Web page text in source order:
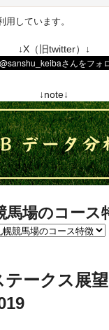
しています。
↓X（旧twitter）↓
↓note↓
馬場のコース
テークス展